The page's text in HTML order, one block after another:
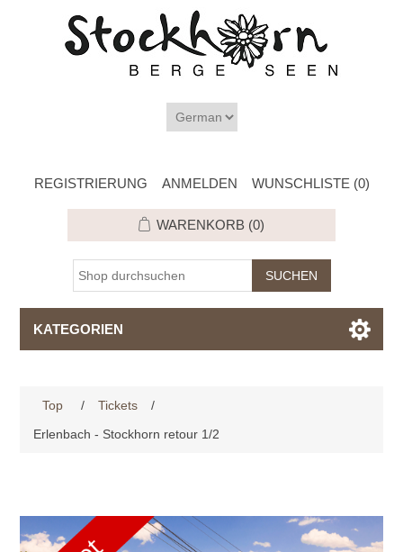
REGISTRIERUNG ANMELDEN WUNSCHLISTE (0)
WARENKORB (0)
KATEGORIEN
Top / Tickets
/
Erlenbach - Stockhorn retour 1/2